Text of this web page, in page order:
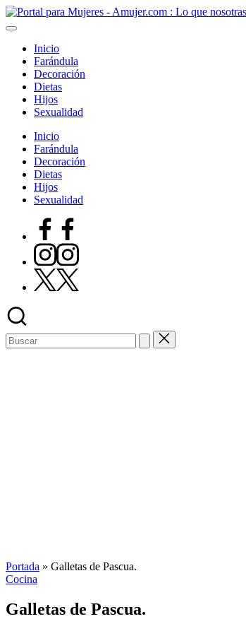
Saltar
al
Inicio
Farándula
Decoración
Dietas
Hijos
Sexualidad
Inicio
Farándula
Decoración
Dietas
Hijos
Sexualidad
Facebook
instagram
Twitter
Buscar:
Portada » Galletas de Pascua.
Publicada
Cocina
Galletas de Pascua.